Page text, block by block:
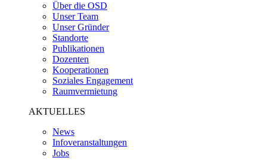
Über die OSD
Unser Team
Unser Gründer
Standorte
Publikationen
Dozenten
Kooperationen
Soziales Engagement
Raumvermietung
AKTUELLES
News
Infoveranstaltungen
Jobs